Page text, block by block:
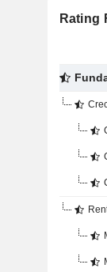
Rating